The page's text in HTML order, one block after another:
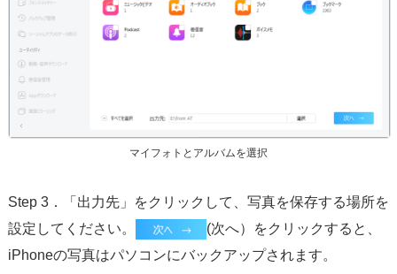
マイフォトとアルバムを選択
Step 3．「出力先」をクリックして、写真を保存する場所を
設定してください。
(次へ）をクリックすると、
iPhoneの写真はパソコンにバックアップされます。